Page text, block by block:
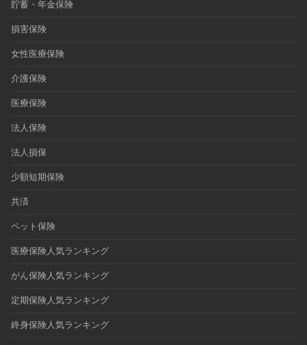
貯蓄・年金保険
損害保険
女性医療保険
介護保険
医療保険
法人保険
法人損保
少額短期保険
共済
ペット保険
医療保険人気ランキング
がん保険人気ランキング
定期保険人気ランキング
終身保険人気ランキング